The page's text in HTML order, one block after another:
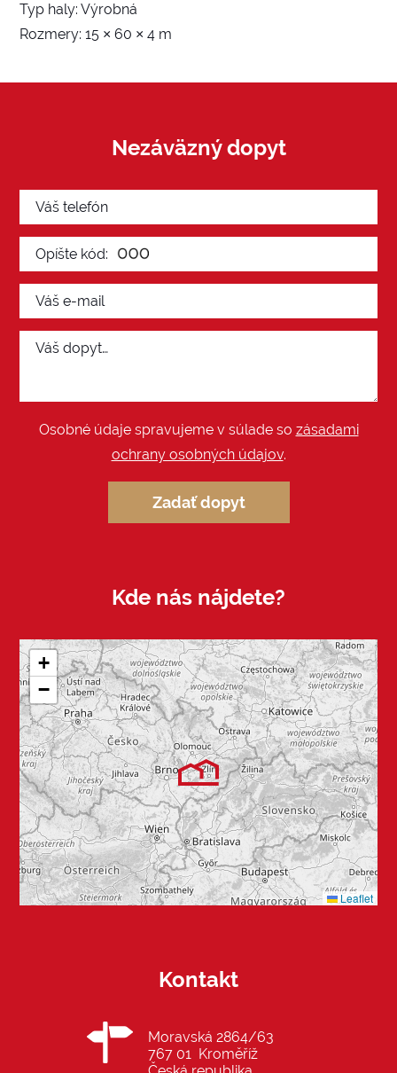
Typ haly: Výrobná
Rozmery: 15 × 60 × 4 m
Nezáväzný dopyt
Osobné údaje spravujeme v súlade so zásadami
ochrany osobných údajov.
Zadať dopyt
Kde nás nájdete?
+
−
Leaflet
Kontakt
Moravská 2864/63
767 01 Kroměříž